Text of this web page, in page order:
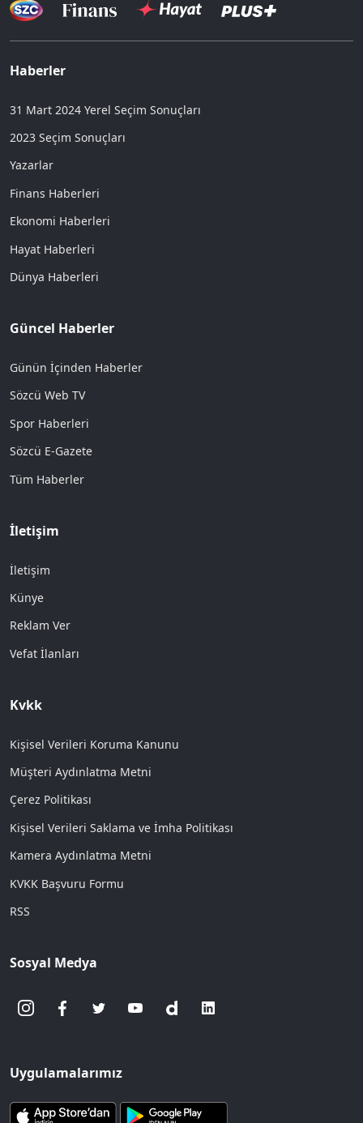
Haberler
31 Mart 2024 Yerel Seçim Sonuçları
2023 Seçim Sonuçları
Yazarlar
Finans Haberleri
Ekonomi Haberleri
Hayat Haberleri
Dünya Haberleri
Güncel Haberler
Günün İçinden Haberler
Sözcü Web TV
Spor Haberleri
Sözcü E-Gazete
Tüm Haberler
İletişim
İletişim
Künye
Reklam Ver
Vefat İlanları
Kvkk
Kişisel Verileri Koruma Kanunu
Müşteri Aydınlatma Metni
Çerez Politikası
Kişisel Verileri Saklama ve İmha Politikası
Kamera Aydınlatma Metni
KVKK Başvuru Formu
RSS
Sosyal Medya
Uygulamalarımız